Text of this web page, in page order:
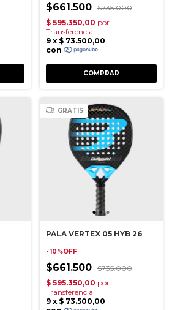
$661.500 $735.000
GRATIS
PALA VERTEX 05 HYB 26
- 10%OFF
$661.500 $735.000